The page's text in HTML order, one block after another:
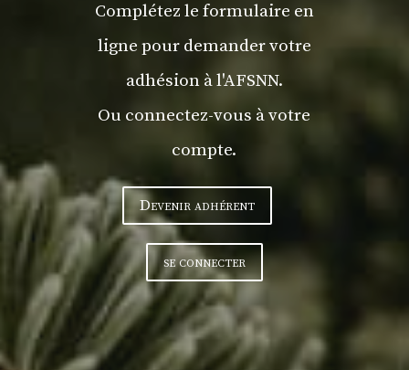
Complétez le formulaire en
ligne pour demander votre
adhésion à l'AFSNN.
Ou connectez-vous à votre
compte.
Devenir adhérent
se connecter